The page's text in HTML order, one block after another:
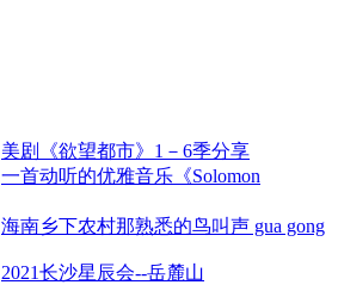
美剧《欲望都市》1－6季分享
一首动听的优雅音乐《Solomon
海南乡下农村那熟悉的鸟叫声 gua gong
2021长沙星辰会--岳麓山